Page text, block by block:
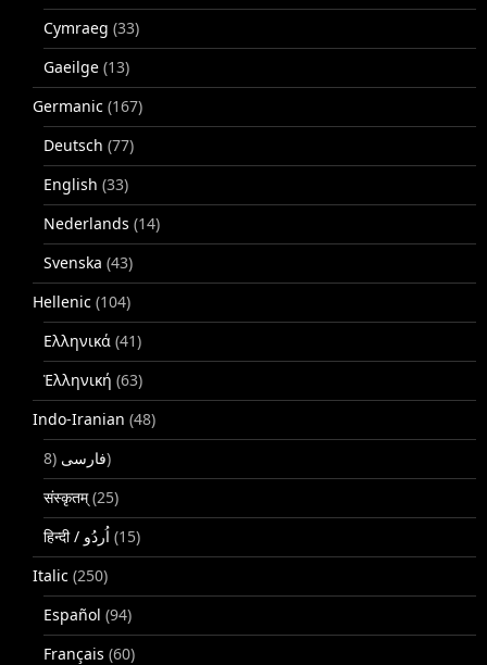
Cymraeg (33)
Gaeilge (13)
Germanic (167)
Deutsch (77)
English (33)
Nederlands (14)
Svenska (43)
Hellenic (104)
Ελληνικά (41)
Ἑλληνική (63)
Indo-Iranian (48)
فارسی(8)
संस्कृतम्(25)
(15)
Italic (250)
Español (94)
Français (60)